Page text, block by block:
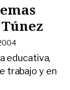
educativa,
trabajo y en